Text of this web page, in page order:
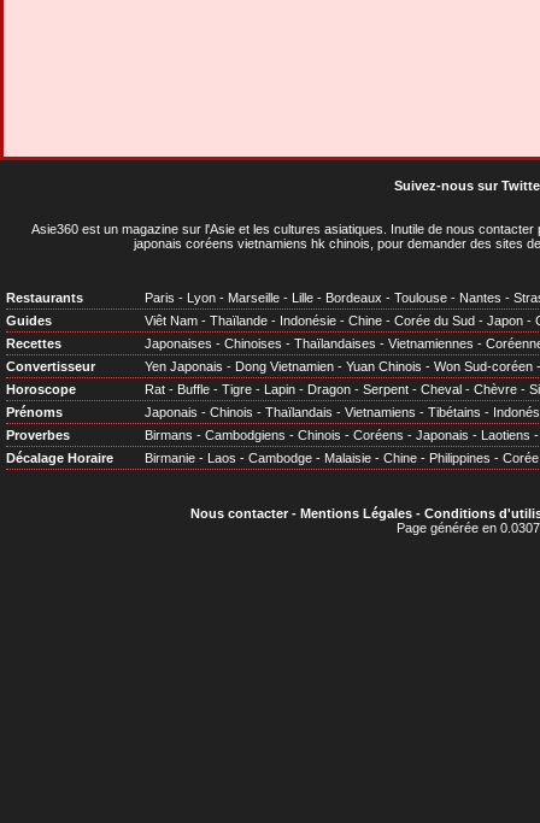
Suivez-nous sur
Asie360 est un magazine sur l'Asie et les cultures asiatiques . Inutile de nous
japonais coréens vietnamiens hk chinois, pour demander des sites
Restaurants Paris - Lyon - Marseille - Lille - Bordeaux - Toulouse - Nantes -
Guides
Viêt Nam - Thaïlande - Indonésie - Chine - Corée du Sud - Japon -
Recettes
Japonaises - Chinoises - Thaïlandaises - Vietnamiennes -
Convertisseur
Yen Japonais - Dong Vietnamien - Yuan Chinois - Won Sud-coréen
Horoscope
Rat - Buffle - Tigre - Lapin - Dragon - Serpent - Cheval - Chèvre -
Prénoms
Japonais - Chinois - Thaïlandais - Vietnamiens - Tibétains -
Proverbes
Birmans - Cambodgiens - Chinois - Coréens - Japonais - Laotiens
Décalage Horaire
Birmanie - Laos - Cambodge - Malaisie - Chine - Philippines - Corée
Nous contacter- Mentions Légales- Conditions
Page générée en